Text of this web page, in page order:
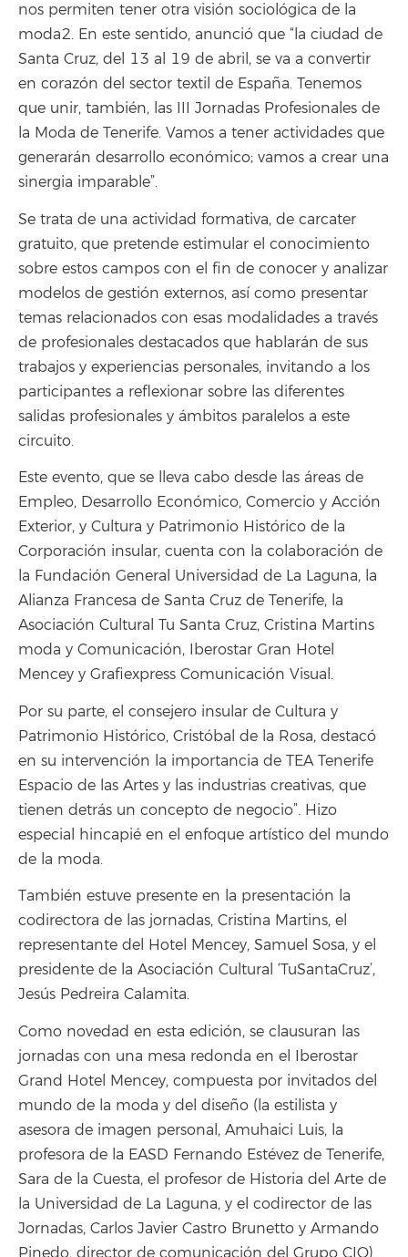
nos permiten tener otra visión sociológica de la
moda2. En este sentido, anunció que “la ciudad de
Santa Cruz, del 13 al 19 de abril, se va a convertir
en corazón del sector textil de España. Tenemos
que unir, también, las III Jornadas Profesionales de
la Moda de Tenerife. Vamos a tener actividades que
generarán desarrollo económico; vamos a crear una
sinergia imparable”.
Se trata de una actividad formativa, de carcater
gratuito, que pretende estimular el conocimiento
sobre estos campos con el fin de conocer y analizar
modelos de gestión externos, así como presentar
temas relacionados con esas modalidades a través
de profesionales destacados que hablarán de sus
trabajos y experiencias personales, invitando a los
participantes a reflexionar sobre las diferentes
salidas profesionales y ámbitos paralelos a este
circuito.
Este evento, que se lleva cabo desde las áreas de
Empleo, Desarrollo Económico, Comercio y Acción
Exterior, y Cultura y Patrimonio Histórico de la
Corporación insular, cuenta con la colaboración de
la Fundación General Universidad de La Laguna, la
Alianza Francesa de Santa Cruz de Tenerife, la
Asociación Cultural Tu Santa Cruz, Cristina Martins
moda y Comunicación, Iberostar Gran Hotel
Mencey y Grafiexpress Comunicación Visual.
Por su parte, el consejero insular de Cultura y
Patrimonio Histórico, Cristóbal de la Rosa, destacó
en su intervención la importancia de TEA Tenerife
Espacio de las Artes y las industrias creativas, que
tienen detrás un concepto de negocio”. Hizo
especial hincapié en el enfoque artístico del mundo
de la moda.
También estuve presente en la presentación la
codirectora de las jornadas, Cristina Martins, el
representante del Hotel Mencey, Samuel Sosa, y el
presidente de la Asociación Cultural ‘TuSantaCruz’,
Jesús Pedreira Calamita.
Como novedad en esta edición, se clausuran las
jornadas con una mesa redonda en el Iberostar
Grand Hotel Mencey, compuesta por invitados del
mundo de la moda y del diseño (la estilista y
asesora de imagen personal, Amuhaici Luis, la
profesora de la EASD Fernando Estévez de Tenerife,
Sara de la Cuesta, el profesor de Historia del Arte de
la Universidad de La Laguna, y el codirector de las
Jornadas, Carlos Javier Castro Brunetto y Armando
Pinedo, director de comunicación del Grupo CIO).